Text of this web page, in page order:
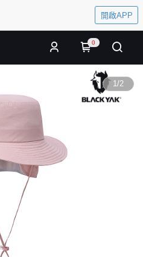
開啟APP
0
1/2